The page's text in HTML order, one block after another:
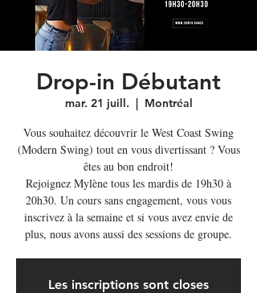
Drop-in Débutant
mar. 21 juill.
  |
Montréal
Vous souhaitez découvrir le West Coast Swing
(Modern Swing) tout en vous divertissant ? Vous
êtes au bon endroit!
Rejoignez Mylène tous les mardis de 19h30 à
20h30. Un cours sans engagement, vous vous
inscrivez à la semaine et si vous avez envie de
plus, nous avons aussi des sessions de groupe.
Les inscriptions sont closes